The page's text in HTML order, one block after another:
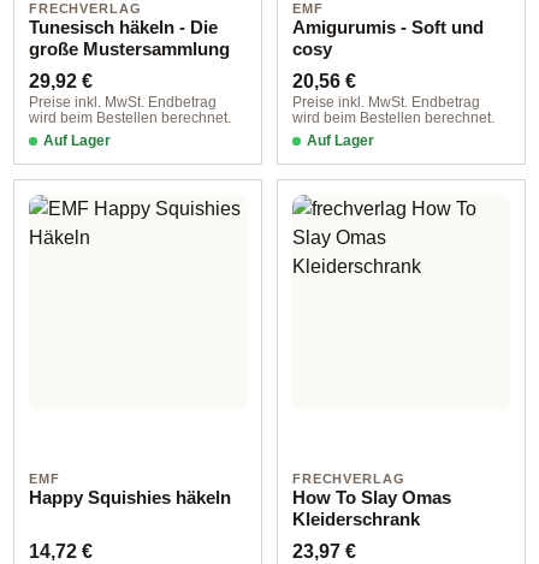
FRECHVERLAG
Tunesisch häkeln - Die
große Mustersammlung
Regulärer Preis:
29,92 €
Preise inkl. MwSt. Endbetrag
wird beim Bestellen berechnet.
Auf Lager
EMF
Amigurumis - Soft und
cosy
Regulärer Preis:
20,56 €
Preise inkl. MwSt. Endbetrag
wird beim Bestellen berechnet.
Auf Lager
EMF
Happy Squishies häkeln
Regulärer Preis:
14,72 €
FRECHVERLAG
How To Slay Omas
Kleiderschrank
Regulärer Preis:
23,97 €